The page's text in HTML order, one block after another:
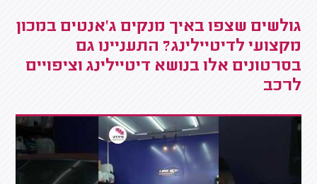
גולשים שצפו באיך מנקים ג'אנטים במכון
מקצועי לדיטיילינג? התעניינו גם
בסרטונים אלו בנושא דיטיילינג וציפויים
לרכב